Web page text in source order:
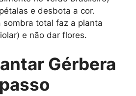
e desbota a cor.
sombra total faz a planta
e não dar flores.
Gérbera